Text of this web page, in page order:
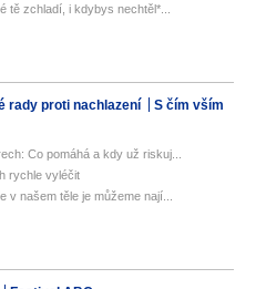
tě zchladí, i kdybys nechtěl*...
rady proti nachlazení
S čím vším
Co pomáhá a kdy už riskuj...
rychle vyléčit
našem těle je můžeme nají...